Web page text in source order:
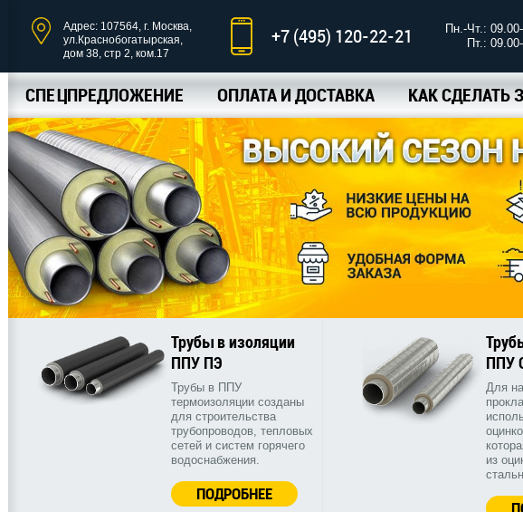
Адрес: 107564, г. Москва,
ул.Краснобогатырская,
дом 38, стр 2, ком.17
+7 (495) 120-22-21
Пн.-Чт.:
Пт.:
СПЕЦПРЕДЛОЖЕНИЕ ОПЛАТА И ДОСТАВКА КАК СДЕЛАТЬ
Трубы в изоляции
ППУ ПЭ
Трубы в ППУ
термоизоляции созданы
для строительства
трубопроводов, тепловых
сетей и систем горячего
водоснабжения.
ПОДРОБНЕЕ
ППУ
Для
из